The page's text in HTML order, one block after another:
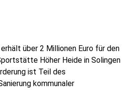
über 2 Millionen Euro für den
Höher Heide in Solingen
ist Teil des
kommunaler